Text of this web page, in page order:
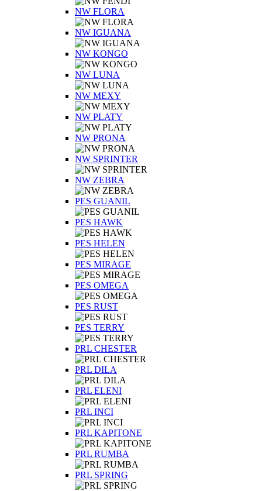
NW FLORA
NW IGUANA
NW KONGO
NW LUNA
NW MEXY
NW PLATY
NW PRONA
NW SPRINTER
NW ZEBRA
PES GUANIL
PES HAWK
PES HELEN
PES MIRAGE
PES OMEGA
PES RUST
PES TERRY
PRL CHESTER
PRL DILA
PRL ELENI
PRL INCI
PRL KAPITONE
PRL RUMBA
PRL SPRING